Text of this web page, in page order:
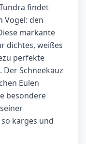
findet
Vogel: den
markante
dichtes, weißes
perfekte
Schneekauz
Eulen
besondere
karges und